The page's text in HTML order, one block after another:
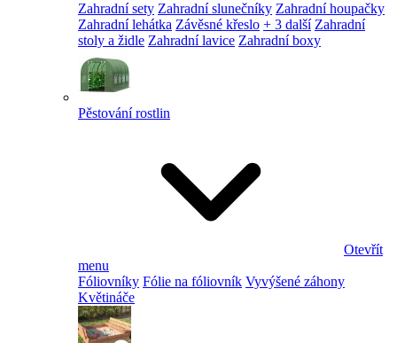
Zahradní sety Zahradní slunečníky Zahradní houpačky
Zahradní lehátka Závěsné křeslo + 3 další Zahradní
stoly a židle Zahradní lavice Zahradní boxy
Pěstování rostlin
Otevřít
menu
Fóliovníky Fólie na fóliovník Vyvýšené záhony
Květináče